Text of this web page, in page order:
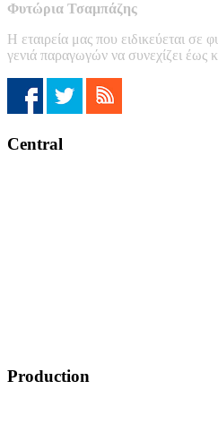
Φυτώρια Τσαμπάζης
Η εταιρεία μας που ειδικεύεται σε
γενιά παραγωγών να συνεχίζει έως
Central
Production